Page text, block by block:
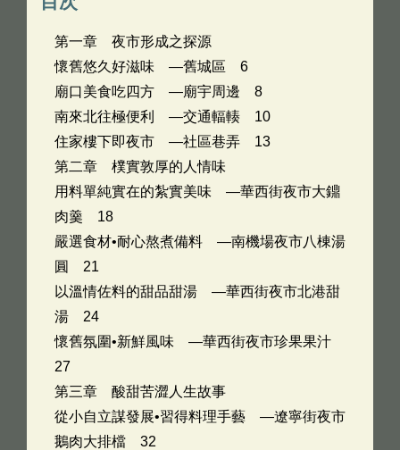
第一章 夜市形成之探源
懷舊悠久好滋味 —舊城區 6
廟口美食吃四方 —廟宇周邊 8
南來北往極便利 —交通輻輳 10
住家樓下即夜市 —社區巷弄 13
第二章 樸實敦厚的人情味
用料單純實在的紮實美味 —華西街夜市大鐤
肉羹 18
嚴選食材•耐心熬煮備料 —南機場夜市八棟湯
圓 21
以溫情佐料的甜品甜湯 —華西街夜市北港甜
湯 24
懷舊氛圍•新鮮風味 —華西街夜市珍果果汁
27
第三章 酸甜苦澀人生故事
從小自立謀發展•習得料理手藝 —遼寧街夜市
鵝肉大排檔 32